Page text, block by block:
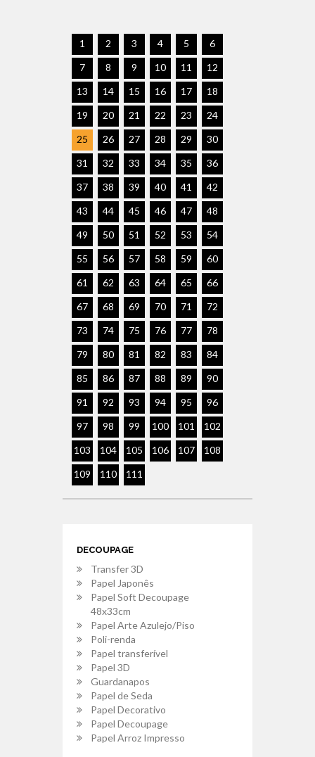
1 2 3 4 5
6
7
8 9 10 11
12
13
14 15 16 17
18
19
20 21 22 23
24
25
26 27 28 29
30
31
32 33 34 35
36
37
38 39 40 41
42
43
44 45 46 47
48
49
50 51 52 53
54
55
56 57 58 59
60
61
62 63 64 65
66
67
68 69 70 71
72
73
74 75 76 77
78
79
80 81 82 83
84
85
86 87 88 89
90
91
92 93 94 95
96
97
98 99 100 101
102
103
104 105 106 107
108
109
110 111
DECOUPAGE
Transfer 3D
Papel Japonês
Papel Soft Decoupage
48x33cm
Papel Arte Azulejo/Piso
Poli-renda
Papel transferível
Papel 3D
Guardanapos
Papel de Seda
Papel Decorativo
Papel Decoupage
Papel Arroz Impresso